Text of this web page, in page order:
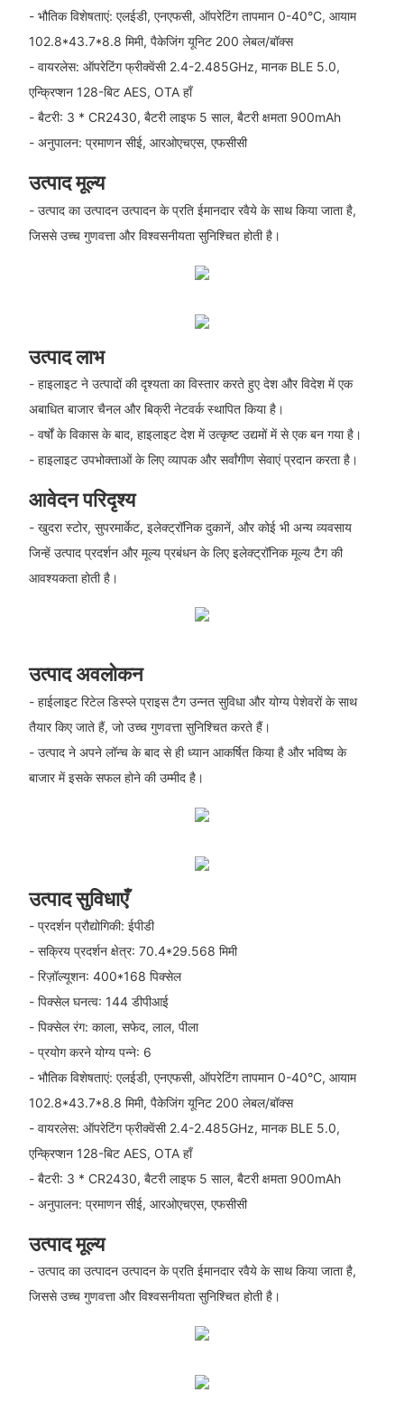
- भौतिक विशेषताएं: एलईडी, एनएफसी, ऑपरेटिंग तापमान 0-40°C, आयाम
102.8*43.7*8.8 मिमी, पैकेजिंग यूनिट 200 लेबल/बॉक्स
- वायरलेस: ऑपरेटिंग फ्रीक्वेंसी 2.4-2.485GHz, मानक BLE 5.0,
एन्क्रिप्शन 128-बिट AES, OTA हाँ
- बैटरी: 3 * CR2430, बैटरी लाइफ 5 साल, बैटरी क्षमता 900mAh
- अनुपालन: प्रमाणन सीई, आरओएचएस, एफसीसी
उत्पाद मूल्य
- उत्पाद का उत्पादन उत्पादन के प्रति ईमानदार रवैये के साथ किया जाता है,
जिससे उच्च गुणवत्ता और विश्वसनीयता सुनिश्चित होती है।
उत्पाद लाभ
- हाइलाइट ने उत्पादों की दृश्यता का विस्तार करते हुए देश और विदेश में एक
अबाधित बाजार चैनल और बिक्री नेटवर्क स्थापित किया है।
- वर्षों के विकास के बाद, हाइलाइट देश में उत्कृष्ट उद्यमों में से एक बन गया है।
- हाइलाइट उपभोक्ताओं के लिए व्यापक और सर्वांगीण सेवाएं प्रदान करता है।
आवेदन परिदृश्य
- खुदरा स्टोर, सुपरमार्केट, इलेक्ट्रॉनिक दुकानें, और कोई भी अन्य व्यवसाय
जिन्हें उत्पाद प्रदर्शन और मूल्य प्रबंधन के लिए इलेक्ट्रॉनिक मूल्य टैग की
आवश्यकता होती है।
उत्पाद अवलोकन
- हाईलाइट रिटेल डिस्प्ले प्राइस टैग उन्नत सुविधा और योग्य पेशेवरों के साथ
तैयार किए जाते हैं, जो उच्च गुणवत्ता सुनिश्चित करते हैं।
- उत्पाद ने अपने लॉन्च के बाद से ही ध्यान आकर्षित किया है और भविष्य के
बाजार में इसके सफल होने की उम्मीद है।
उत्पाद सुविधाएँ
- प्रदर्शन प्रौद्योगिकी: ईपीडी
- सक्रिय प्रदर्शन क्षेत्र: 70.4*29.568 मिमी
- रिज़ॉल्यूशन: 400*168 पिक्सेल
- पिक्सेल घनत्व: 144 डीपीआई
- पिक्सेल रंग: काला, सफेद, लाल, पीला
- प्रयोग करने योग्य पन्ने: 6
- भौतिक विशेषताएं: एलईडी, एनएफसी, ऑपरेटिंग तापमान 0-40°C, आयाम
102.8*43.7*8.8 मिमी, पैकेजिंग यूनिट 200 लेबल/बॉक्स
- वायरलेस: ऑपरेटिंग फ्रीक्वेंसी 2.4-2.485GHz, मानक BLE 5.0,
एन्क्रिप्शन 128-बिट AES, OTA हाँ
- बैटरी: 3 * CR2430, बैटरी लाइफ 5 साल, बैटरी क्षमता 900mAh
- अनुपालन: प्रमाणन सीई, आरओएचएस, एफसीसी
उत्पाद मूल्य
- उत्पाद का उत्पादन उत्पादन के प्रति ईमानदार रवैये के साथ किया जाता है,
जिससे उच्च गुणवत्ता और विश्वसनीयता सुनिश्चित होती है।